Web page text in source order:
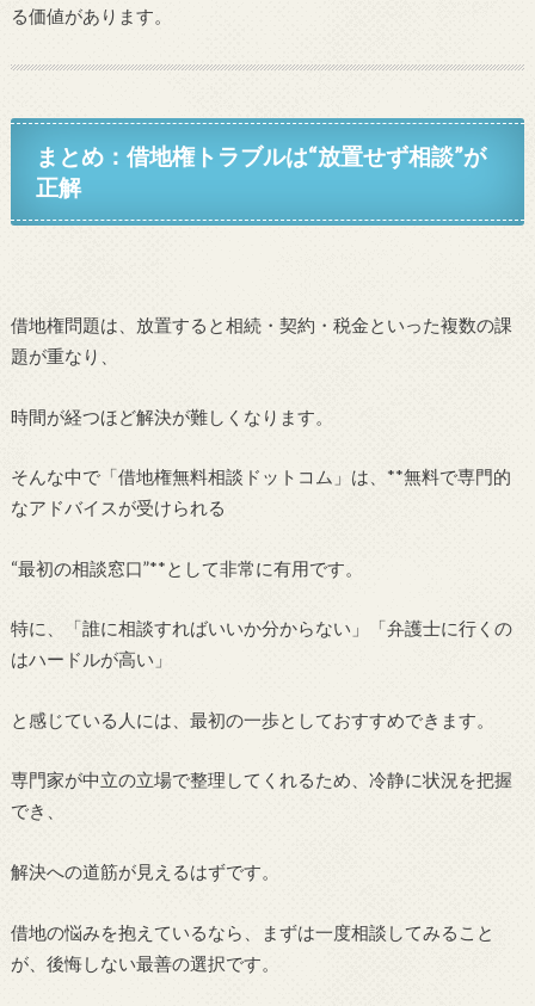
る価値があります。
まとめ：借地権トラブルは“放置せず相談”が
正解
借地権問題は、放置すると相続・契約・税金といった複数の課
題が重なり、
時間が経つほど解決が難しくなります。
そんな中で「借地権無料相談ドットコム」は、**無料で専門的
なアドバイスが受けられる
“最初の相談窓口”**として非常に有用です。
特に、「誰に相談すればいいか分からない」「弁護士に行くの
はハードルが高い」
と感じている人には、最初の一歩としておすすめできます。
専門家が中立の立場で整理してくれるため、冷静に状況を把握
でき、
解決への道筋が見えるはずです。
借地の悩みを抱えているなら、まずは一度相談してみること
が、後悔しない最善の選択です。